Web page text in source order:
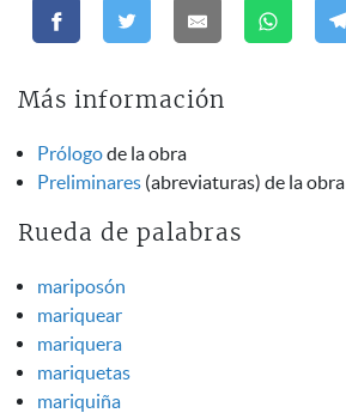
Más información
Prólogode la obra
Preliminares (abreviaturas) de la obra
Rueda de palabras
mariposón
mariquear
mariquera
mariquetas
mariquiña